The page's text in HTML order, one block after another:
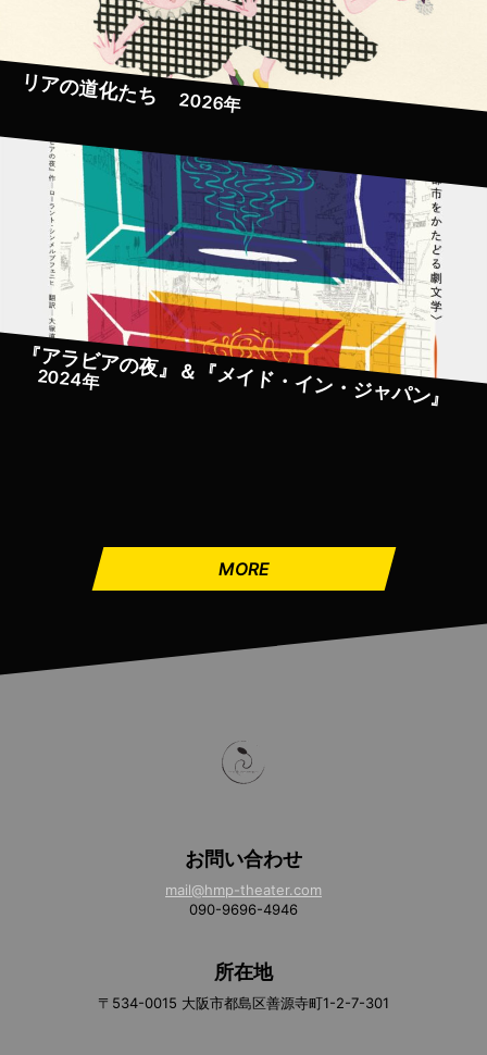
リアの道化たち 2026年
『アラビアの夜』＆『メイド・イン・ジャパン』
2024年
MORE
お問い合わせ
mail@hmp-theater.com
090-9696-4946
所在地
〒534-0015 大阪市都島区善源寺町1-2-7-301